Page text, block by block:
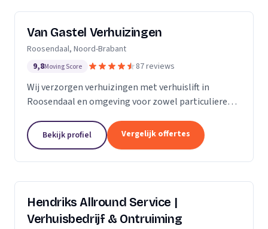
Van Gastel Verhuizingen
Roosendaal, Noord-Brabant
9,8Moving Score 87 reviews
Wij verzorgen verhuizingen met verhuislift in
Roosendaal en omgeving voor zowel particulieren
Bekijk profiel Vergelijk offertes
Hendriks Allround Service |
Verhuisbedrijf & Ontruiming